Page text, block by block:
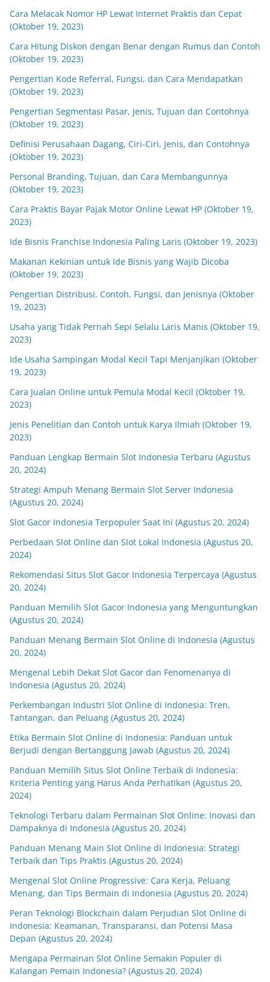
Cara Melacak Nomor HP Lewat Internet Praktis dan Cepat
(Oktober 19, 2023)
Cara Hitung Diskon dengan Benar dengan Rumus dan Contoh
(Oktober 19, 2023)
Pengertian Kode Referral, Fungsi, dan Cara Mendapatkan
(Oktober 19, 2023)
Pengertian Segmentasi Pasar, Jenis, Tujuan dan Contohnya
(Oktober 19, 2023)
Definisi Perusahaan Dagang, Ciri-Ciri, Jenis, dan Contohnya
(Oktober 19, 2023)
Personal Branding, Tujuan, dan Cara Membangunnya
(Oktober 19, 2023)
Cara Praktis Bayar Pajak Motor Online Lewat HP (Oktober 19,
2023)
Ide Bisnis Franchise Indonesia Paling Laris (Oktober 19, 2023)
Makanan Kekinian untuk Ide Bisnis yang Wajib Dicoba
(Oktober 19, 2023)
Pengertian Distribusi, Contoh, Fungsi, dan Jenisnya (Oktober
19, 2023)
Usaha yang Tidak Pernah Sepi Selalu Laris Manis (Oktober 19,
2023)
Ide Usaha Sampingan Modal Kecil Tapi Menjanjikan (Oktober
19, 2023)
Cara Jualan Online untuk Pemula Modal Kecil (Oktober 19,
2023)
Jenis Penelitian dan Contoh untuk Karya Ilmiah (Oktober 19,
2023)
Panduan Lengkap Bermain Slot Indonesia Terbaru (Agustus
20, 2024)
Strategi Ampuh Menang Bermain Slot Server Indonesia
(Agustus 20, 2024)
Slot Gacor Indonesia Terpopuler Saat Ini (Agustus 20, 2024)
Perbedaan Slot Online dan Slot Lokal Indonesia (Agustus 20,
2024)
Rekomendasi Situs Slot Gacor Indonesia Terpercaya (Agustus
20, 2024)
Panduan Memilih Slot Gacor Indonesia yang Menguntungkan
(Agustus 20, 2024)
Panduan Menang Bermain Slot Online di Indonesia (Agustus
20, 2024)
Mengenal Lebih Dekat Slot Gacor dan Fenomenanya di
Indonesia (Agustus 20, 2024)
Perkembangan Industri Slot Online di Indonesia: Tren,
Tantangan, dan Peluang (Agustus 20, 2024)
Etika Bermain Slot Online di Indonesia: Panduan untuk
Berjudi dengan Bertanggung Jawab (Agustus 20, 2024)
Panduan Memilih Situs Slot Online Terbaik di Indonesia:
Kriteria Penting yang Harus Anda Perhatikan (Agustus 20,
2024)
Teknologi Terbaru dalam Permainan Slot Online: Inovasi dan
Dampaknya di Indonesia (Agustus 20, 2024)
Panduan Menang Main Slot Online di Indonesia: Strategi
Terbaik dan Tips Praktis (Agustus 20, 2024)
Mengenal Slot Online Progressive: Cara Kerja, Peluang
Menang, dan Tips Bermain di Indonesia (Agustus 20, 2024)
Peran Teknologi Blockchain dalam Perjudian Slot Online di
Indonesia: Keamanan, Transparansi, dan Potensi Masa
Depan (Agustus 20, 2024)
Mengapa Permainan Slot Online Semakin Populer di
Kalangan Pemain Indonesia? (Agustus 20, 2024)